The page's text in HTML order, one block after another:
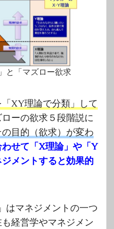
と「マズロー欲求
XY理論で分類」して
ローの欲求５段階説に
目的（欲求）が変わ
せて「X理論」や「Y
メントすると効果的
はマネジメントの一つ
経営学やマネジメン